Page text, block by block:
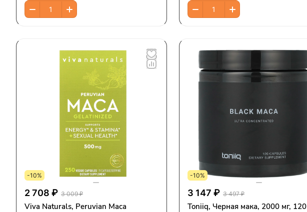
-10%
2 708 ₽ 3 009 ₽
Viva Naturals, Peruvian Maca
-10%
3 147 ₽ 3 497 ₽
Toniiq, Черная мака, 2000 мг, 120